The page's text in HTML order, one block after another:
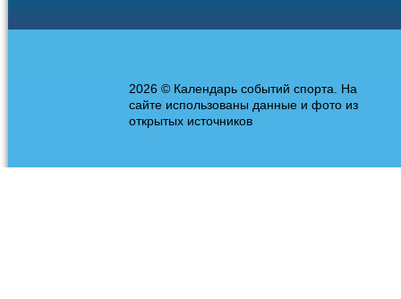
2026 © Календарь событий спорта. На
сайте использованы данные и фото из
открытых источников